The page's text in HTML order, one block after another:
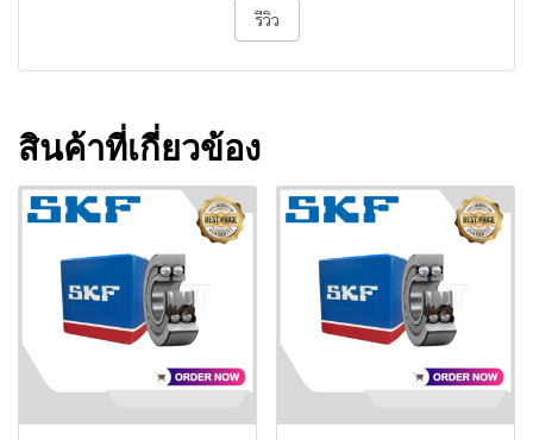
รีวิว
สินค้าที่เกี่ยวข้อง